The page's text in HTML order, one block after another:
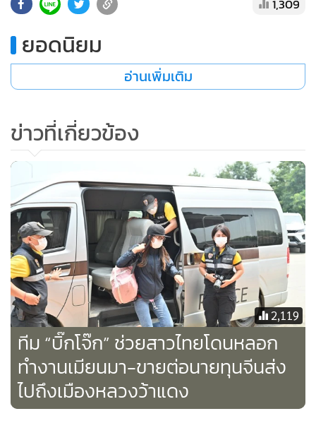
หุ้น
• อินโดจีน
• กองทุนรวม
• Factcheck
• ญี่ปุ่น
News1
Gotomanager
1,309
ยอดนิยม
อ่านเพิ่มเติม
ข่าวที่เกี่ยวข้อง
2,119
ทีม “บิ๊กโจ๊ก” ช่วยสาวไทยโดนหลอก
ทำงานเมียนมา-ขายต่อนายทุนจีนส่ง
ไปถึงเมืองหลวงว้าแดง